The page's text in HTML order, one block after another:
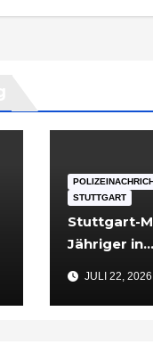
STUTTGART
Stuttgart-
Jähriger in
verletzt
JULI 22, 2026